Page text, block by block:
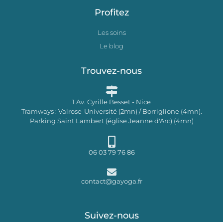
Profitez
Les soins
Le blog
Trouvez-nous
1 Av. Cyrille Besset - Nice
Tramways : Valrose-Université (2mn) / Borriglione (4mn).
Parking Saint Lambert (église Jeanne d'Arc) (4mn)
06 03 79 76 86
contact@gayoga.fr
Suivez-nous